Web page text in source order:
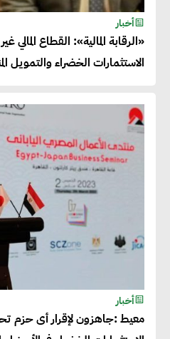
أخبار
«الرقابة المالية»: القطاع المالي
الاستثمارات الخضراء والتمويل
أخبار
معيط :جاهزون لإقرار أى حزم